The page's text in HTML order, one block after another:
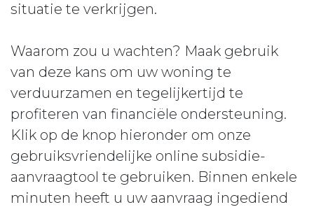
situatie te verkrijgen.
Waarom zou u wachten? Maak gebruik
van deze kans om uw woning te
verduurzamen en tegelijkertijd te
profiteren van financiële ondersteuning.
Klik op de knop hieronder om onze
gebruiksvriendelijke online subsidie-
aanvraagtool te gebruiken. Binnen enkele
minuten heeft u uw aanvraag ingediend